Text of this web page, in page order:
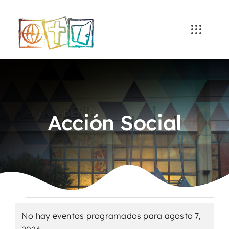
content
Acción Social
Eventos
No hay eventos programados para agosto 7,